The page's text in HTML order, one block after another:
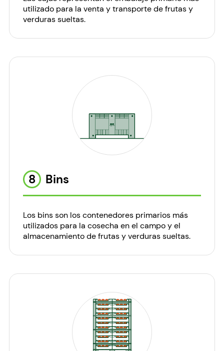
utilizado para la venta y transporte de frutas y
verduras sueltas.
8 Bins
Los bins son los contenedores primarios más
utilizados para la cosecha en el campo y el
almacenamiento de frutas y verduras sueltas.